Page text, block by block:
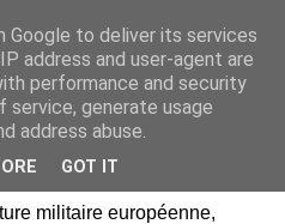
Dauphin,
Hautes-
militaire européenne,
Google to deliver its services
address and user-agent are
performance and security
generate usage
address abuse.
GOT IT